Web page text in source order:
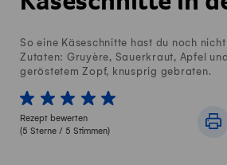
So eine Käseschnitte hast du noch
Zutaten: Gruyère, Sauerkraut, Apfel
geröstetem Zopf, knusprig gebraten.
1 von 5 Sterne
2 von 5 Sterne
3 von 5 Sterne
4 von 5 Sterne
5 von 5 Sterne
Rezept bewerten
(5 Sterne / 5 Stimmen)